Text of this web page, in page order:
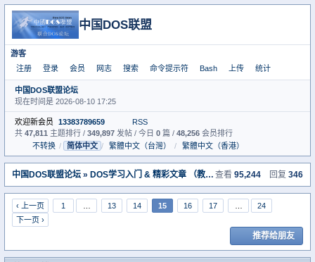
中国DOS联盟
游客
注册
登录 会员 网志 搜索 命令提示符 Bash 上传 统计
中国DOS联盟论坛
现在时间是 2026-08-10 17:25
欢迎新会员 13383789659
RSS
共 47,811 主题排行 / 349,897 发帖 / 今日 0 篇 / 48,256 会员排行
不转换 / 简体中文 / 繁體中文（台灣） / 繁體中文（香港）
中国DOS联盟论坛 » DOS学习入门 & 精彩文章 （教学室） » 学习dos的经典资
查看 95,244 回复 346
‹ 上一页 1 13 14 15 16 17
24
下一页 ›
推荐给朋友